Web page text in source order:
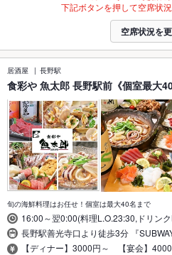
下記ボタンを押して空席状
空席状況を
居酒屋 長野駅
食彩や 魚太郎 長野駅前《個室最大
旬の海鮮料理はお任せ！個室は最大40名まで
16:00～翌0:00(料理L.O.23:30,ドリン
長野駅善光寺口より徒歩3分 『
【ディナー】3000円～ 【宴会】